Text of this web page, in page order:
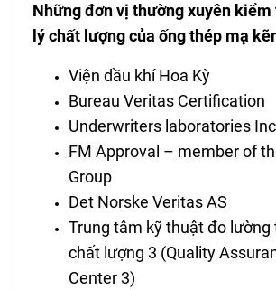
Những đơn vị thường xuyên kiểm
lý chất lượng của ống thép mạ
Viện dầu khí Hoa Kỳ
Bureau Veritas Certification
Underwriters laboratories
FM Approval – member of
Group
Det Norske Veritas AS
Trung tâm kỹ thuật đo lường
chất lượng 3 (Quality
Center 3)